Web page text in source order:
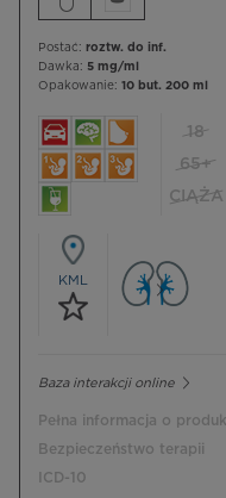
Postać: roztw. do inf.
Dawka: 5 mg/ml
Opakowanie: 10 but. 200 ml
18
65+
CIĄŻA
KML
Baza interakcji online
Pełna informacja o
Bezpieczeństwo terapii
ICD-10